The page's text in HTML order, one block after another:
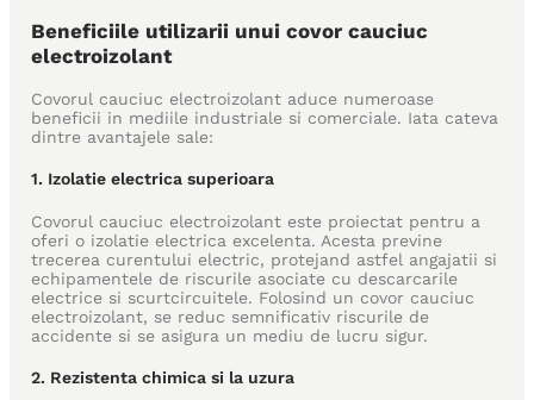
Beneficiile utilizarii unui covor cauciuc
electroizolant
Covorul cauciuc electroizolant aduce numeroase
beneficii in mediile industriale si comerciale. Iata cateva
dintre avantajele sale:
1. Izolatie electrica superioara
Covorul cauciuc electroizolant este proiectat pentru a
oferi o izolatie electrica excelenta. Acesta previne
trecerea curentului electric, protejand astfel angajatii si
echipamentele de riscurile asociate cu descarcarile
electrice si scurtcircuitele. Folosind un covor cauciuc
electroizolant, se reduc semnificativ riscurile de
accidente si se asigura un mediu de lucru sigur.
2. Rezistenta chimica si la uzura